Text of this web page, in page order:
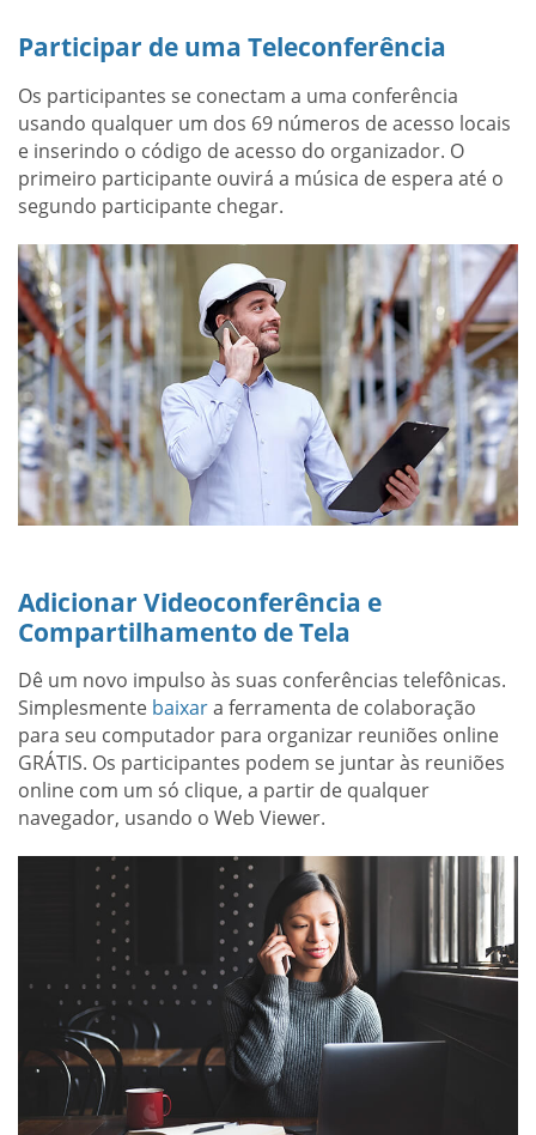
Participar de uma Teleconferência
Os participantes se conectam a uma conferência
usando qualquer um dos 69 números de acesso locais
e inserindo o código de acesso do organizador. O
primeiro participante ouvirá a música de espera até o
segundo participante chegar.
Adicionar Videoconferência e
Compartilhamento de Tela
Dê um novo impulso às suas conferências telefônicas.
Simplesmente baixara ferramenta de colaboração
para seu computador para organizar reuniões online
GRÁTIS. Os participantes podem se juntar às reuniões
online com um só clique, a partir de qualquer
navegador, usando o Web Viewer.